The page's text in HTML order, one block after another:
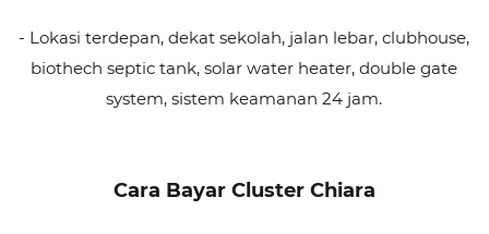
- Lokasi terdepan, dekat sekolah, jalan lebar, clubhouse,
biothech septic tank, solar water heater, double gate
system, sistem keamanan 24 jam.
Cara Bayar Cluster Chiara